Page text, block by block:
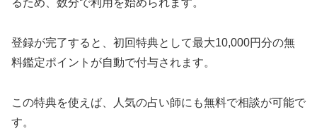
るため、数分で利用を始められます。
登録が完了すると、初回特典として最大10,000円分の無
料鑑定ポイントが自動で付与されます。
この特典を使えば、人気の占い師にも無料で相談が可能で
す。